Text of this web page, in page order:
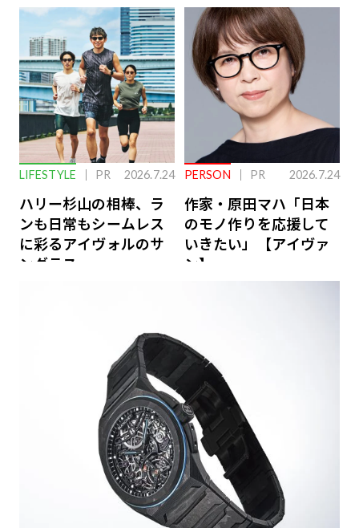
下を救う、脳のインナ
ーケアとは
LIFESTYLE PR 2026.7.24
ハリー杉山の相棒、ラ
ンも日常もシームレス
に彩るアイヴォルのサ
ングラス
PERSON PR 2026.7.24
作家・原田マハ「日本
のモノ作りを応援して
いきたい」【アイヴァ
ン】